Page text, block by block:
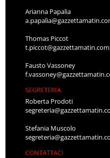
Arianna Papalia
Thomas Piccot
t.piccot@gazzettamatin.com
Fausto Vassoney
SEGRETERIA
Roberta Prodoti
Stefania Muscolo
CONTATTACI